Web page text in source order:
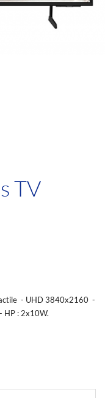
TV
- UHD 3840x2160 -
HP : 2x10W.